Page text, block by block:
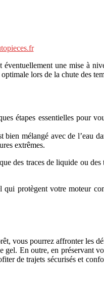
une mise à
lors de la chute des
étapes essentielles pour
mélangé avec de l’eau
extrêmes.
des traces de liquide ou
protègent votre moteur
vous pourrez affronter les
En outre, en préservant
de trajets sécurisés et